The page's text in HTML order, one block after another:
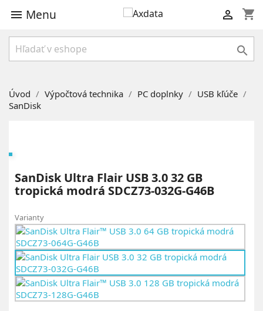
 Menu shopping_cart


Úvod Výpočtová technika PC doplnky
USB kľúče
SanDisk
SanDisk Ultra Flair USB 3.0 32 GB
tropická modrá SDCZ73-032G-G46B
Varianty